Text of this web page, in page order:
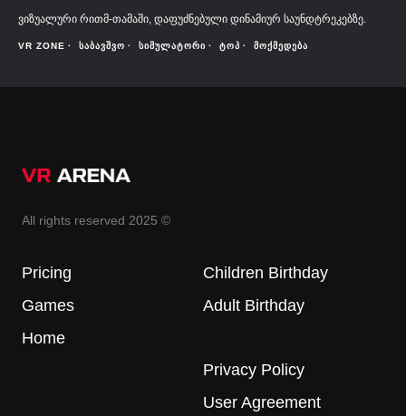
ვიზუალური რითმ-თამაში, დაფუძნებული დინამიურ საუნდტრეკებზე.
VR ZONE ᲡᲐᲑᲐᲕᲨᲕᲝ ᲡᲘᲛᲣᲚᲐᲢᲝᲠᲘ ᲢᲝᲞ ᲛᲝᲥᲛᲔᲓᲔᲑᲐ
All rights reserved 2025 ©
Pricing
Games
Home
Children Birthday
Adult Birthday
Privacy Policy
User Agreement